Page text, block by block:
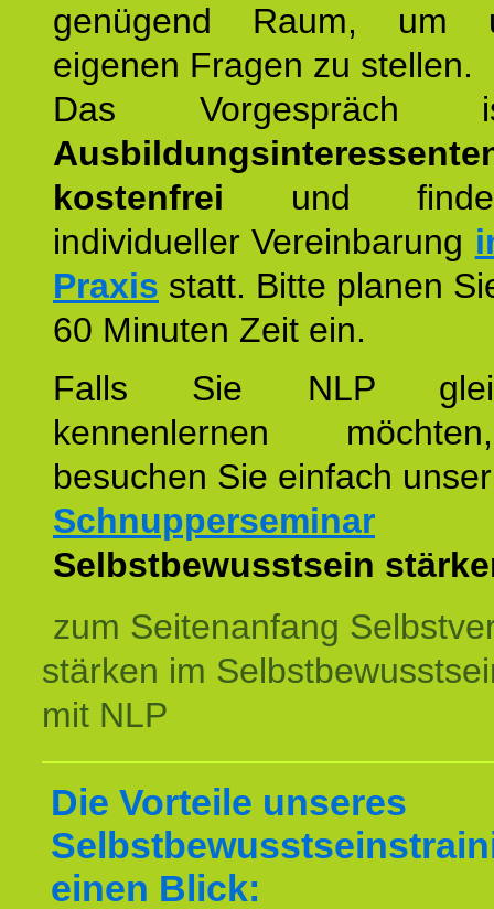
genügend Raum, um
eigenen Fragen zu stellen.
Das
kostenfrei und
individueller Vereinbarung
Praxis statt. Bitte planen
60 Minuten Zeit ein.
Falls Sie NLP
kennenlernen
besuchen Sie einfach unser
Schnupperseminar
Selbstbewusstsein
zum Seitenanfang
stärken im
mit NLP
Die Vorteile unseres
einen Blick: